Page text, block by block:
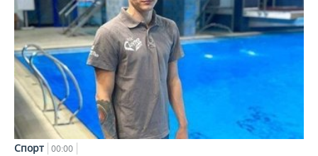
Спорт 00:00